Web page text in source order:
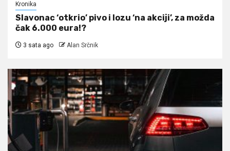
Kronika
Slavonac ‘otkrio’ pivo i lozu ‘na akciji’, za možda
čak 6.000 eura!?
3 sata ago Alan Srčnik